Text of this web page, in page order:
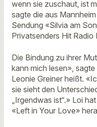
wenn sie zuschaut, ist
sagte die aus
Sendung «Silvia am
Privatsenders Hit Radio
Die Bindung zu ihrer
kann mich lesen»,
Leonie Greiner heißt.
sie sieht den
„Irgendwas ist“.» Loi
«Left in Your Love»